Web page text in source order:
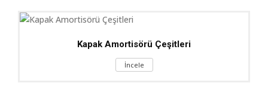
Kapak Amortisörü Çeşitleri
İncele